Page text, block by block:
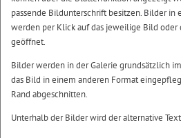
passende Bildunterschrift besitzen. Bilder in
werden per Klick auf das jeweilige Bild oder
geöffnet.
Bilder werden in der Galerie grundsätzlich
das Bild in einem anderen Format
Rand abgeschnitten.
Unterhalb der Bilder wird der alternative